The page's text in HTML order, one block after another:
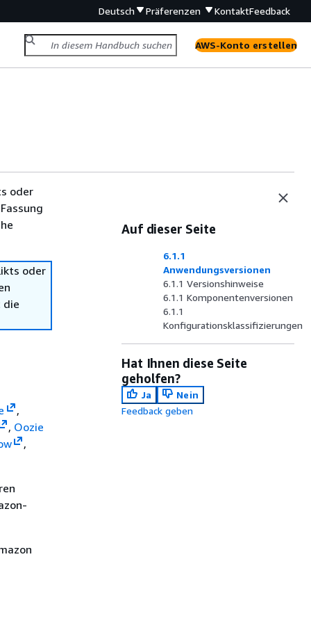
Deutsch Präferenzen KontaktFeedback
AWS-Konto erstellen
oder
oder
die
,
, Oozie
,
Auf dieser Seite
6.1.1
Anwendungsversionen
6.1.1 Versionshinweise
6.1.1 Komponentenversionen
6.1.1
Konfigurationsklassifizierungen
Hat Ihnen diese Seite
geholfen?
Ja
Nein
Feedback geben